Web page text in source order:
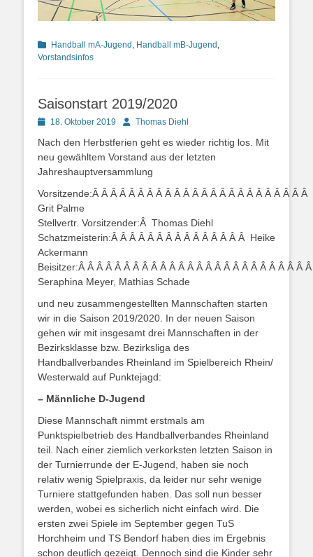
Kategorien
Handball mA-Jugend Handball mB-Jugend
Vorstandsinfos
Saisonstart 2019/2020
Posted18. Oktober 2019 AutorThomas Diehl
Nach den Herbstferien geht es wieder richtig los. Mit
neu gewähltem Vorstand aus der letzten
Jahreshauptversammlung
Vorsitzende:Â Â Â Â Â Â Â Â Â Â Â Â Â Â Â Â Â Â Â Â Â Â Â Â
Grit Palme
Stellvertr. Vorsitzender:Â Thomas Diehl
Schatzmeisterin:Â Â Â Â Â Â Â Â Â Â Â Â Â Â Â Heike
Ackermann
Beisitzer:Â Â Â Â Â Â Â Â Â Â Â Â Â Â Â Â Â Â Â Â Â Â Â Â Â
Seraphina Meyer, Mathias Schade
und neu zusammengestellten Mannschaften starten
wir in die Saison 2019/2020. In der neuen Saison
gehen wir mit insgesamt drei Mannschaften in der
Bezirksklasse bzw. Bezirksliga des
Handballverbandes Rheinland im Spielbereich Rhein/
Westerwald auf Punktejagd:
– Männliche D-Jugend
Diese Mannschaft nimmt erstmals am
Punktspielbetrieb des Handballverbandes Rheinland
teil. Nach einer ziemlich verkorksten letzten Saison in
der Turnierrunde der E-Jugend, haben sie noch
relativ wenig Spielpraxis, da leider nur sehr wenige
Turniere stattgefunden haben. Das soll nun besser
werden, wobei es sicherlich nicht einfach wird. Die
ersten zwei Spiele im September gegen TuS
Horchheim und TS Bendorf haben dies im Ergebnis
schon deutlich gezeigt. Dennoch sind die Kinder sehr